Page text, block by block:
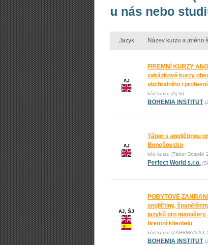
u nás nebo
Jazyk Název kurzu a jméno
AJ
FIREMNÍ KURZY
zakázkové kurzy
obchodního i
kód kurzu (Aj fir)
BOHEMIA INSTITUT
AJ
Tábor s angličtinou
Benešovsko
kód kurzu (Tábor Dospělí
Perfect World s.r.o.
AJ, ŠJ
POBYTOVÉ
angličtiny,
jazyků pro manažery
firemní klientelu
kód kurzu (ZAHRMAN-
BOHEMIA INSTITUT